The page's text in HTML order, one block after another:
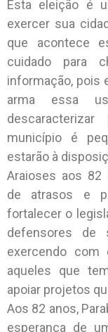
Esta eleição é
exercer sua
que acontece
cuidado para
informação, pois
arma essa
município é
estarão à
Araioses aos 82
de atrasos e
fortalecer o
defensores de
exercendo com
aqueles que
apoiar projetos
Aos 82 anos,
esperança de